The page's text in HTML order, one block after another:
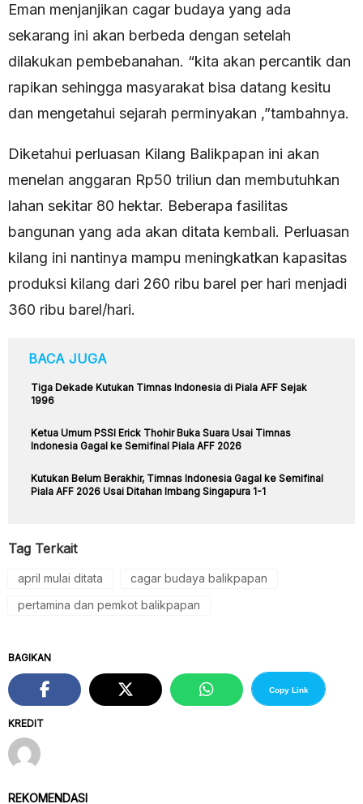
Eman menjanjikan cagar budaya yang ada
sekarang ini akan berbeda dengan setelah
dilakukan pembebanahan. “kita akan percantik dan
rapikan sehingga masyarakat bisa datang kesitu
dan mengetahui sejarah perminyakan ,”tambahnya.
Diketahui perluasan Kilang Balikpapan ini akan
menelan anggaran Rp50 triliun dan membutuhkan
lahan sekitar 80 hektar. Beberapa fasilitas
bangunan yang ada akan ditata kembali. Perluasan
kilang ini nantinya mampu meningkatkan kapasitas
produksi kilang dari 260 ribu barel per hari menjadi
360 ribu barel/hari.
BACA JUGA
Tiga Dekade Kutukan Timnas Indonesia di Piala AFF Sejak
1996
Ketua Umum PSSI Erick Thohir Buka Suara Usai Timnas
Indonesia Gagal ke Semifinal Piala AFF 2026
Kutukan Belum Berakhir, Timnas Indonesia Gagal ke Semifinal
Piala AFF 2026 Usai Ditahan Imbang Singapura 1-1
Tag Terkait
april mulai ditata
cagar budaya balikpapan
pertamina dan pemkot balikpapan
KREDIT
BAGIKAN
Copy Link
REKOMENDASI